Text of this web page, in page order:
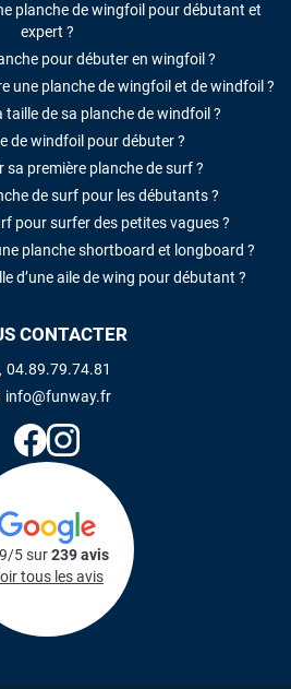
planche de wingfoil pour débutant et
expert ?
pour débuter en wingfoil ?
une planche de wingfoil et de windfoil ?
de sa planche de windfoil ?
de windfoil pour débuter ?
sa première planche de surf ?
de surf pour les débutants ?
pour surfer des petites vagues ?
planche shortboard et longboard ?
d’une aile de wing pour débutant ?
CONTACTER
04.89.79.74.81
info@funway.fr
5 sur239 avis
tous les avis